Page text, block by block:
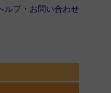
ルプ・お問い合わせ